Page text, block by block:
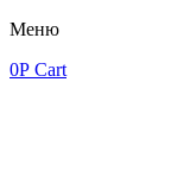
Меню
0Р Cart